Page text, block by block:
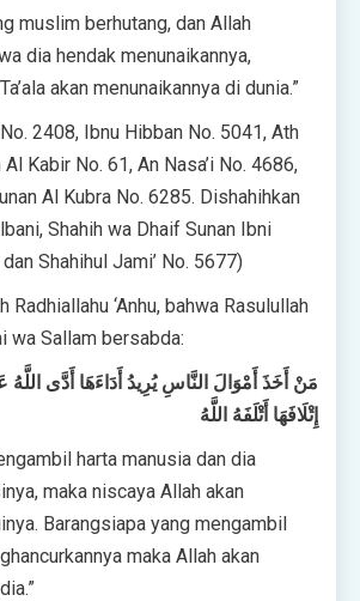
muslim berhutang, dan Allah
dia hendak menunaikannya,
akan menunaikannya di dunia.”
2408, Ibnu Hibban No. 5041, Ath
Kabir No. 61, An Nasa’i No. 4686,
Al Kubra No. 6285. Dishahihkan
Shahih wa Dhaif Sunan Ibni
Shahihul Jami’ No. 5677)
Radhiallahu ‘Anhu, bahwa Rasulullah
wa Sallam bersabda:
مَنْ أَخَذَ أَمْوَالَ النَّاسِ يُرِيدُ أَدَاءَهَا أَدَّى
إِتْلَافَهَا أَتْلَفَهُ اللَّهُ
harta manusia dan dia
maka niscaya Allah akan
Barangsiapa yang mengambil
maka Allah akan